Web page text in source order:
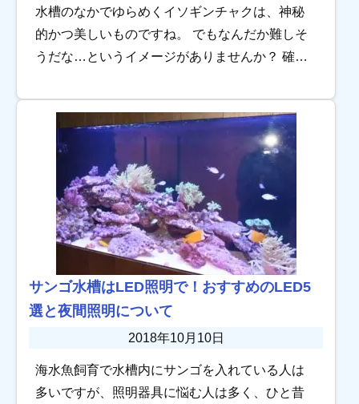
水槽のなかでゆらめくイソギンチャクは、神秘
的かつ美しいものですね。 でもなんだか難しそ
うだな…というイメージがありませんか？ 確か
てやすい種類を選ぶことで初心者の方でもイソ
ギンチ […]
サンゴ水槽はLED照明で！おすすめのLED5
選と夜間照明について
2018年10月10日
海水魚飼育で水槽内にサンゴを入れている人は
多いですが、照明器具に悩む人は多く、ひと昔